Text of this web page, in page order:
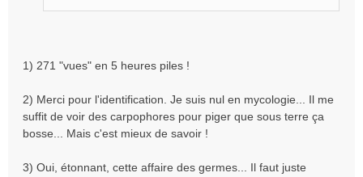
1) 271 "vues" en 5 heures piles !
2) Merci pour l'identification. Je suis nul en mycologie... Il me
suffit de voir des carpophores pour piger que sous terre ça
bosse... Mais c'est mieux de savoir !
3) Oui, étonnant, cette affaire des germes... Il faut juste